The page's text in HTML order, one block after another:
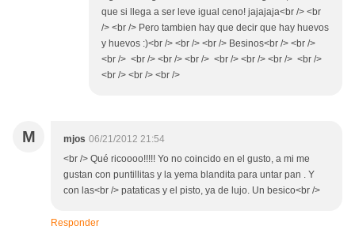
que si llega a ser leve igual ceno! jajajaja<br /> <br
/> <br /> Pero tambien hay que decir que hay huevos
y huevos :)<br /> <br /> <br /> Besinos<br /> <br />
<br /> <br /> <br /> <br /> <br /> <br /> <br /> <br />
<br /> <br /> <br />
M mjos 06/21/2012 21:54
<br /> Qué ricoooo!!!!! Yo no coincido en el gusto, a mi me
gustan con puntillitas y la yema blandita para untar pan . Y
con las<br /> pataticas y el pisto, ya de lujo. Un besico<br />
Responder